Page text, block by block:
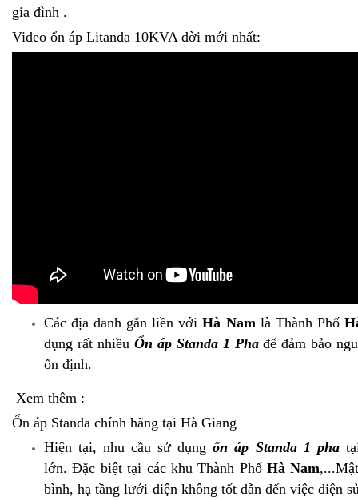
gia đình .
Video ổn áp Litanda 10KVA đời mới nhất:
Các địa danh gắn liền vớiHà Nam là Thành Phố
dụng rất nhiều Ổn áp Standa 1 Phađể đảm bảo
ổn định.
Xem thêm :
Ổn áp Standa chính hãng tại Hà Giang
Hiện tại, nhu cầu sử dụngổn áp Standa 1 pha
lớn. Đặc biệt tại các khu Thành PhốHà Nam
bình, hạ tầng lưới điện không tốt dẫn đến việc điện